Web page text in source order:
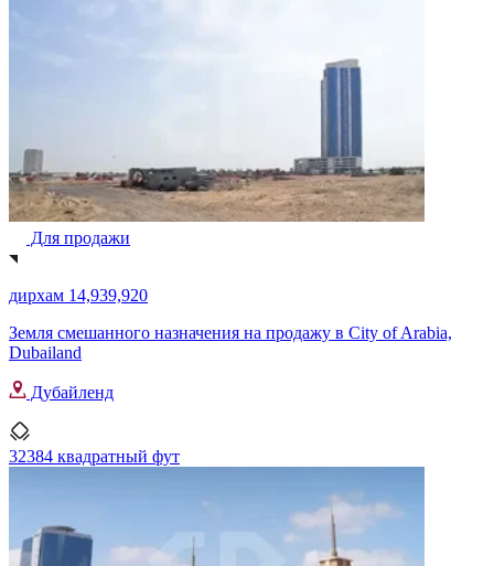
Для продажи
дирхам 14,939,920
Земля смешанного назначения на продажу в City of Arabia,
Dubailand
Дубайленд
32384 квадратный фут